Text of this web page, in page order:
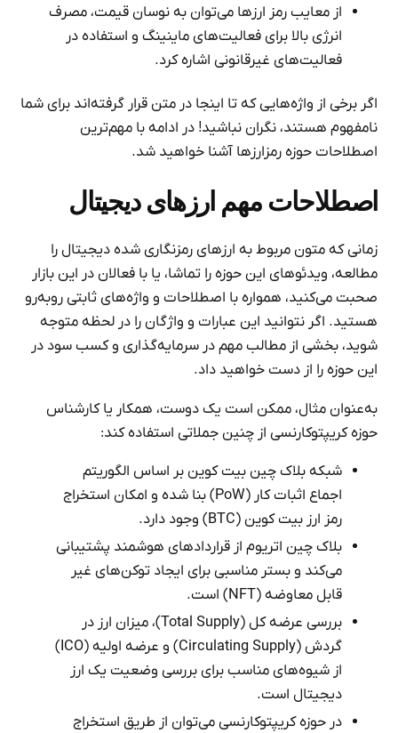
از معایب رمز ارزها می‌توان به نوسان قیمت، مصرف
انرژی بالا برای فعالیت‌های ماینینگ و استفاده در
فعالیت‌های غیرقانونی اشاره کرد.
اگر برخی از واژه‌هایی که تا اینجا در متن قرار گرفته‌اند برای شما
نامفهوم هستند، نگران نباشید! در ادامه با مهم‌ترین
اصطلاحات حوزه رمزارزها آشنا خواهید شد.
اصطلاحات مهم ارزهای دیجیتال
زمانی که متون مربوط به ارزهای رمزنگاری شده دیجیتال را
مطالعه، ویدئوهای این حوزه را تماشا، یا با فعالان در این بازار
صحبت می‌کنید، همواره با اصطلاحات و واژه‌های ثابتی روبه‌رو
هستید. اگر نتوانید این عبارات و واژگان را در لحظه متوجه
شوید، بخشی از مطالب مهم در سرمایه‌گذاری و کسب سود در
این حوزه را از دست خواهید داد.
به‌عنوان‌ مثال، ممکن است یک دوست، همکار یا کارشناس
حوزه کریپتوکارنسی از چنین جملاتی استفاده کند:
شبکه بلاک چین بیت کوین بر اساس الگوریتم
اجماع اثبات کار (PoW) بنا شده و امکان استخراج
رمز ارز بیت کوین (BTC) وجود دارد.
بلاک چین اتریوم از قراردادهای هوشمند پشتیبانی
می‌کند و بستر مناسبی برای ایجاد توکن‌های غیر
قابل ‌معاوضه (NFT) است.
بررسی عرضه کل (Total Supply)، میزان ارز در
گردش (Circulating Supply) و عرضه اولیه (ICO)
از شیوه‌های مناسب برای بررسی وضعیت یک ارز
دیجیتال است.
در حوزه کریپتوکارنسی می‌توان از طریق استخراج